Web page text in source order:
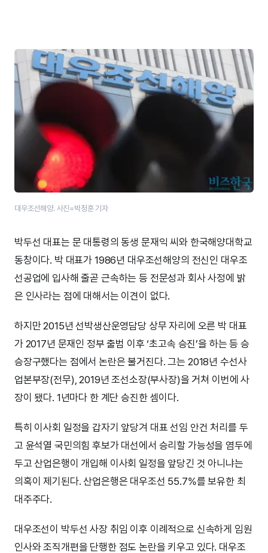
대우조선해양. 사진=박정훈 기자
박두선 대표는 문 대통령의 동생 문재익 씨와 한국해양대학교
동창이다. 박 대표가 1986년 대우조선해양의 전신인 대우조
선공업에 입사해 줄곧 근속하는 등 전문성과 회사 사정에 밝
은 인사라는 점에 대해서는 이견이 없다.
하지만 2015년 선박생산운영담당 상무 자리에 오른 박 대표
가 2017년 문재인 정부 출범 이후 ‘초고속 승진’을 하는 등 승
승장구했다는 점에서 논란은 불거진다. 그는 2018년 수선사
업본부장(전무), 2019년 조선소장(부사장)을 거쳐 이번에 사
장이 됐다. 1년마다 한 계단 승진한 셈이다.
특히 이사회 일정을 갑자기 앞당겨 대표 선임 안건 처리를 두
고 윤석열 국민의힘 후보가 대선에서 승리할 가능성을 염두에
두고 산업은행이 개입해 이사회 일정을 앞당긴 것 아니냐는
의혹이 제기된다. 산업은행은 대우조선 55.7%를 보유한 최
대주주다.
대우조선이 박두선 사장 취임 이후 이례적으로 신속하게 임원
인사와 조직개편을 단행한 점도 논란을 키우고 있다. 대우조